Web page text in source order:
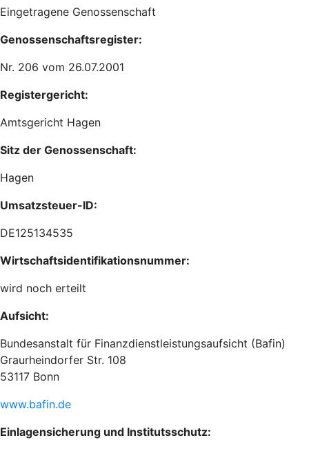
Eingetragene Genossenschaft
Genossenschaftsregister:
Nr. 206 vom 26.07.2001
Registergericht:
Amtsgericht Hagen
Sitz der Genossenschaft:
Hagen
Umsatzsteuer-ID:
DE125134535
Wirtschaftsidentifikationsnummer:
wird noch erteilt
Aufsicht:
Bundesanstalt für Finanzdienstleistungsaufsicht (Bafin)
Graurheindorfer Str. 108
53117 Bonn
www.bafin.de
Einlagensicherung und Institutsschutz: